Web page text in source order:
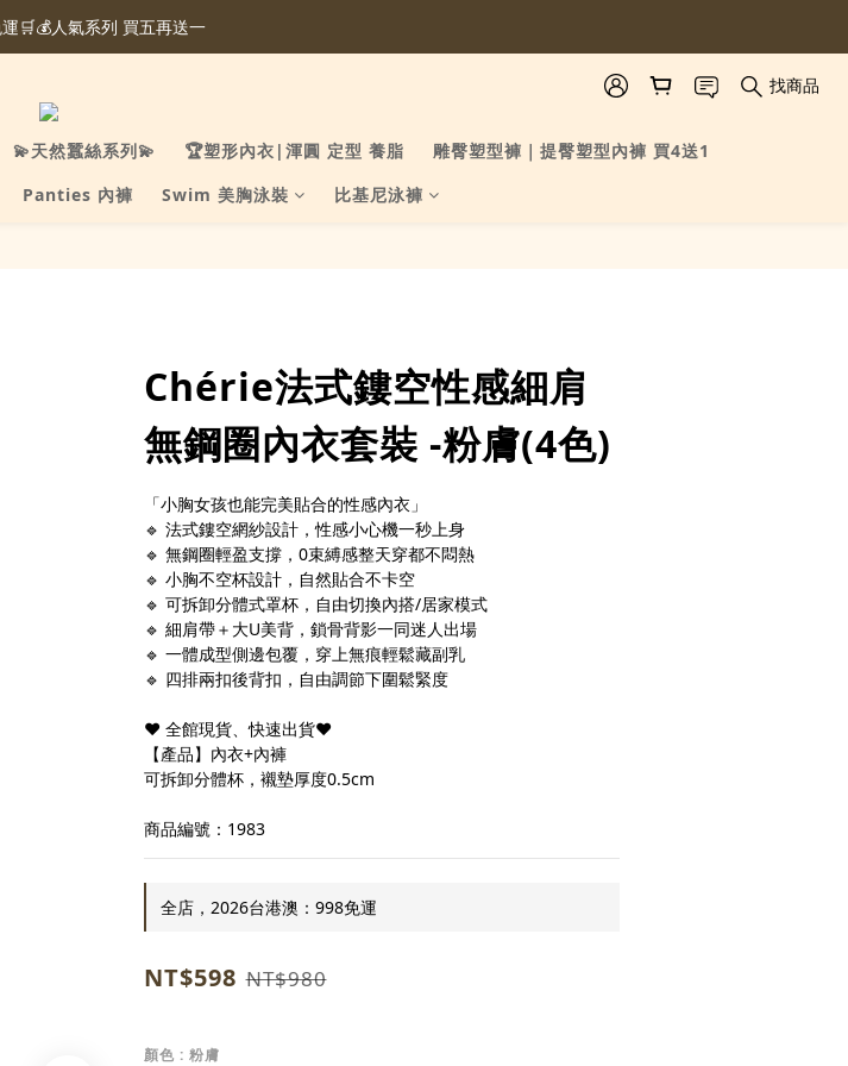
🛒💰人氣系列 買五再送一
找商品
💫天然蠶絲系列💫 🏆塑形內衣|渾圓 定型 養脂
雕臀塑型褲｜提臀塑型內褲 買4送1
Panties 內褲 Swim 美胸泳裝 比基尼泳褲
Chérie法式鏤空性感細肩
無鋼圈內衣套裝 -粉膚(4色)
「小胸女孩也能完美貼合的性感內衣」
🔹 法式鏤空網紗設計，性感小心機一秒上身
🔹 無鋼圈輕盈支撐，0束縛感整天穿都不悶熱
🔹 小胸不空杯設計，自然貼合不卡空
🔹 可拆卸分體式罩杯，自由切換內搭/居家模式
🔹 細肩帶＋大U美背，鎖骨背影一同迷人出場
🔹 一體成型側邊包覆，穿上無痕輕鬆藏副乳
🔹 四排兩扣後背扣，自由調節下圍鬆緊度
❤ 全館現貨、快速出貨❤
【產品】內衣+內褲
可拆卸分體杯，襯墊厚度0.5cm
商品編號：1983
全店，2026台港澳：998免運
NT$598 NT$980
顏色 : 粉膚